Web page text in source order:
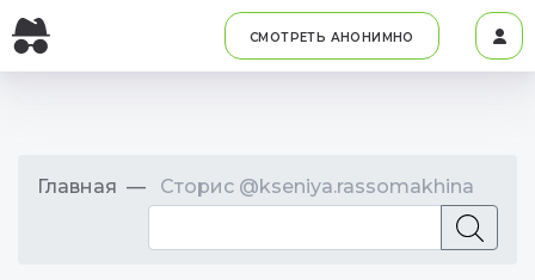
СМОТРЕТЬ АНОНИМНО
Главная Сторис @kseniya.rassomakhina